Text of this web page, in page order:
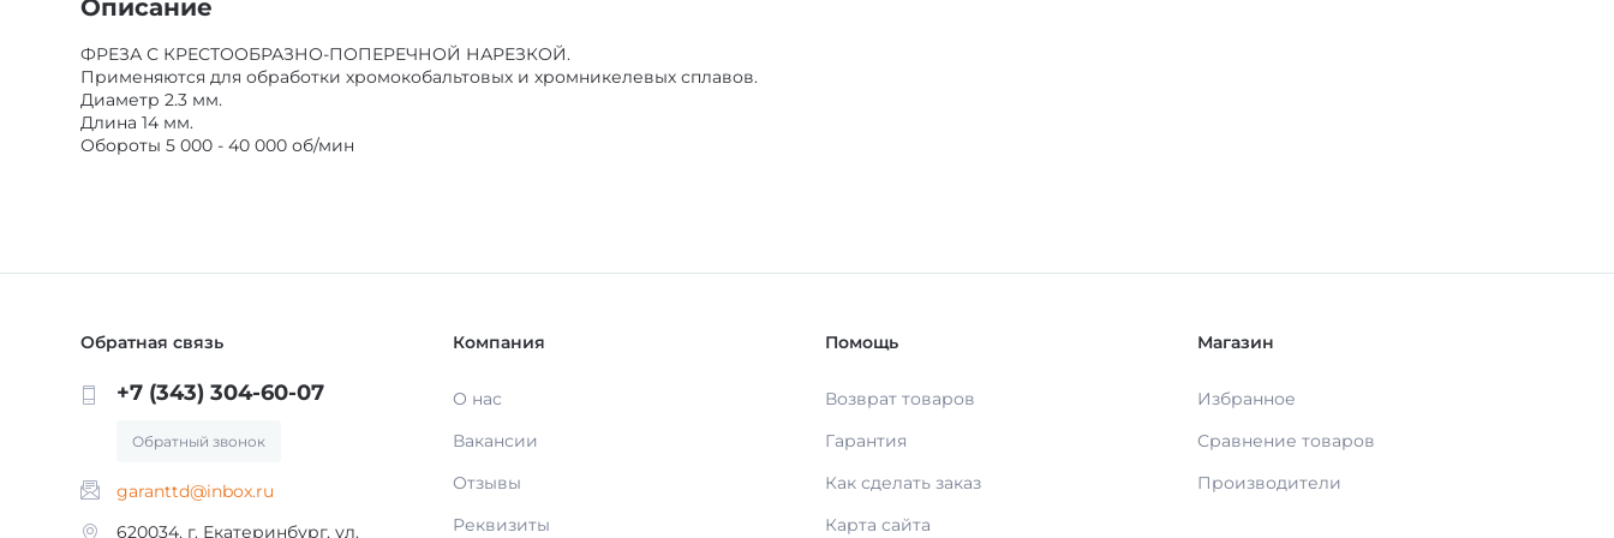
Описание
ФРЕЗА С КРЕСТООБРАЗНО-ПОПЕРЕЧНОЙ НАРЕЗКОЙ.
Применяются для обработки хромокобальтовых и хромникелевых сплавов.
Диаметр 2.3 мм.
Длина 14 мм.
Обороты 5 000 - 40 000 об/мин
Обратная связь
+7 (343) 304-60-07
Обратный звонок
garanttd@inbox.ru
620034, г. Екатеринбург, ул.
Компания
О нас
Вакансии
Отзывы
Реквизиты
Помощь
Возврат товаров
Гарантия
Как сделать заказ
Карта сайта
Магазин
Избранное
Сравнение товаров
Производители